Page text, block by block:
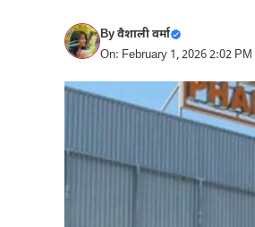
Byवैशाली वर्मा
On: February 1, 2026 2:02 PM